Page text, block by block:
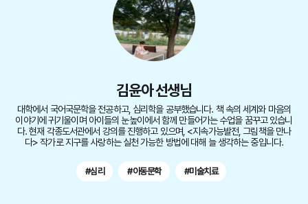
김윤아 선생님
대학에서 국어국문학을 전공하고, 심리학을 공부했습니다. 책 속의 세계와 마음의
이야기에 귀기울이며 아이들의 눈높이에서 함께 만들어가는 수업을 꿈꾸고 있습니
다. 현재 각종도서관에서 강의를 진행하고 있으며, <지속가능발전, 그림책을 만나
다> 작가로 지구를 사랑하는 실천 가능한 방법에 대해 늘 생각하는 중입니다.
#심리 #아동문학 #미술치료